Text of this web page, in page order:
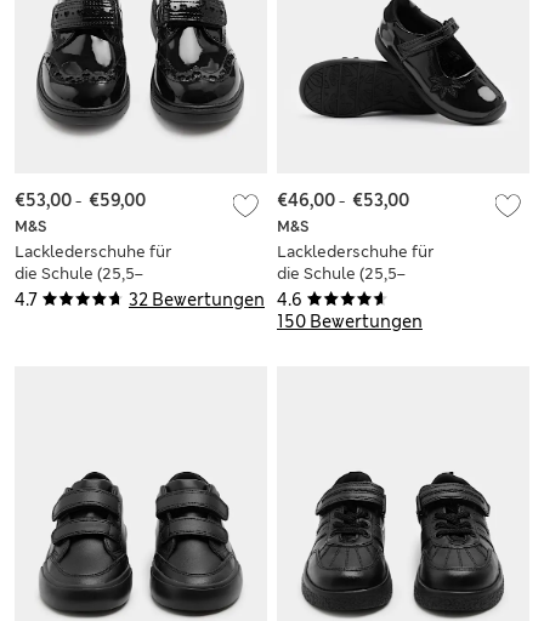
4.7 32 Bewertungen
M&S
Lacklederschuhe für
die Schule (25,5–
34,5)
€53,00- €59,00
4.6
150 Bewertungen
M&S
Lacklederschuhe für
die Schule (25,5–
33,5)
€46,00- €53,00